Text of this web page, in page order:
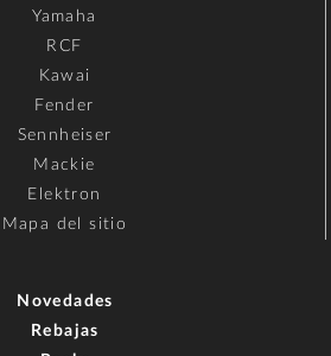
Yamaha
RCF
Kawai
Fender
Sennheiser
Mackie
Elektron
Mapa del sitio
Novedades
Rebajas